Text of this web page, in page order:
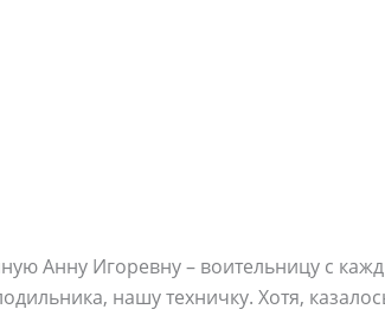
Анну Игоревну – воительницу с
нашу техничку. Хотя,